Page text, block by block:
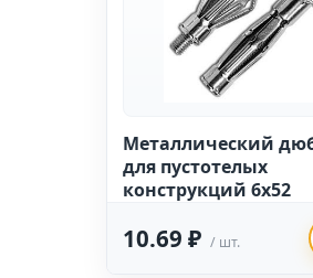
Металлический
для пустотелых
конструкций 6х52
10.69 ₽ / шт.